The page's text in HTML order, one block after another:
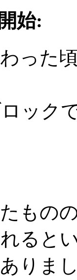
始:
った
ック
もの
ると
りま